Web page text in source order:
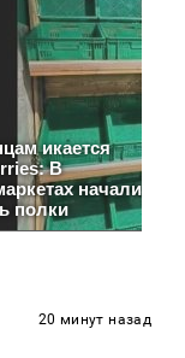
20 минут назад